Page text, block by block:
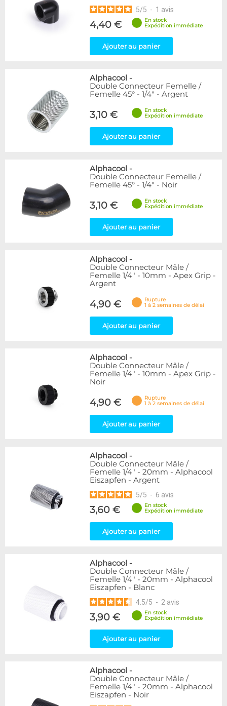
5/5 - 1 avis
4,40 €
En stock
Expédition immédiate
Ajouter au panier
Alphacool -
Double Connecteur Femelle /
Femelle 45° - 1/4" - Argent
3,10 €
En stock
Expédition immédiate
Ajouter au panier
Alphacool -
Double Connecteur Femelle /
Femelle 45° - 1/4" - Noir
3,10 €
En stock
Expédition immédiate
Ajouter au panier
Alphacool -
Double Connecteur Mâle /
Femelle 1/4" - 10mm - Apex Grip -
Argent
4,90 €
Rupture
1 à 2 semaines de délai
Ajouter au panier
Alphacool -
Double Connecteur Mâle /
Femelle 1/4" - 10mm - Apex Grip -
Noir
4,90 €
Rupture
1 à 2 semaines de délai
Ajouter au panier
Alphacool -
Double Connecteur Mâle /
Femelle 1/4" - 20mm - Alphacool
Eiszapfen - Argent
5/5 - 6 avis
3,60 €
En stock
Expédition immédiate
Ajouter au panier
Alphacool -
Double Connecteur Mâle /
Femelle 1/4" - 20mm - Alphacool
Eiszapfen - Blanc
4.5/5 - 2 avis
3,90 €
En stock
Expédition immédiate
Ajouter au panier
Alphacool -
Double Connecteur Mâle /
Femelle 1/4" - 20mm - Alphacool
Eiszapfen - Noir